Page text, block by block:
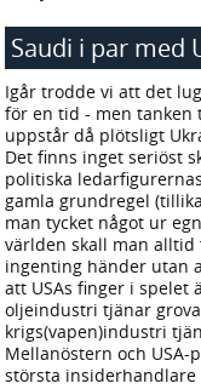
Saudi i par med
Igår trodde vi att det
för en tid - men tanken
uppstår då plötsligt
Det finns inget seriöst
politiska
gamla grundregel
man tycket något ur
världen skall man alltid
ingenting händer utan
att USAs finger i spelet
oljeindustri tjänar
krigs(vapen)industri
Mellanöstern och
största